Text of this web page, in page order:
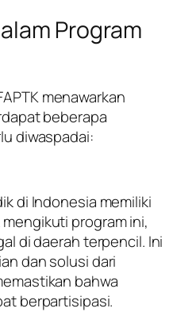
Program
menawarkan
beberapa
diwaspadai:
di Indonesia memiliki
program ini,
di daerah terpencil. Ini
dan solusi dari
bahwa
berpartisipasi.